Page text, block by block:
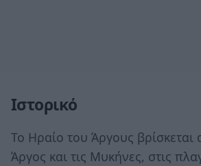
Ιστορικό
Το Ηραίο του Άργους βρίσκεται
Άργος και τις Μυκήνες, στις